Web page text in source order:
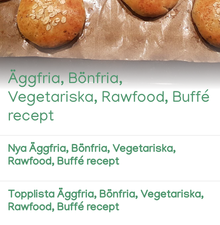
Äggfria, Bönfria,
Vegetariska, Rawfood, Buffé
recept
Nya Äggfria, Bönfria, Vegetariska,
Rawfood, Buffé recept
Topplista Äggfria, Bönfria, Vegetariska,
Rawfood, Buffé recept